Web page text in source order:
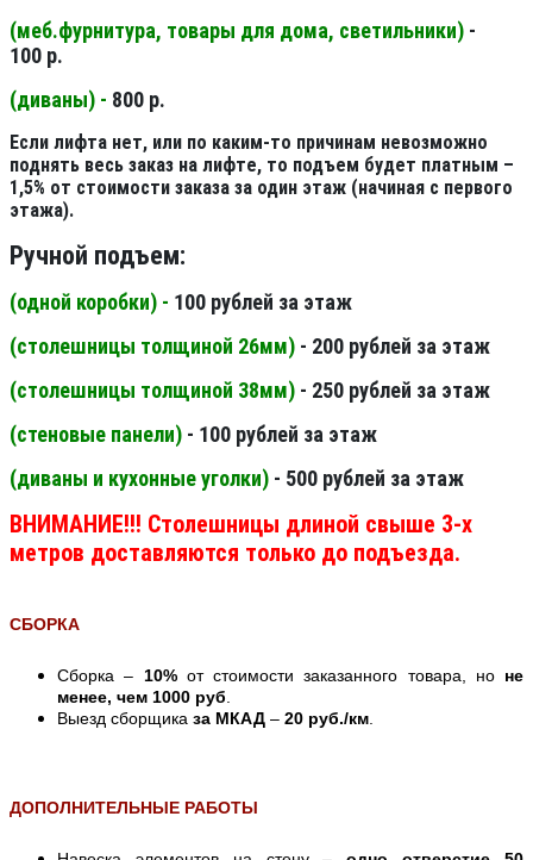
(меб.фурнитура, товары для дома, светильники) -
100 р.
(диваны) - 800 р.
Если лифта нет, или по каким-то причинам невозможно
поднять весь заказ на лифте, то подъем будет платным –
1,5% от стоимости заказа за один этаж (начиная с первого
этажа).
Ручной подъем:
(одной коробки) - 100 рублей за этаж
(столешницы толщиной 26мм) - 200 рублей за этаж
(столешницы толщиной 38мм) - 250 рублей за этаж
(стеновые панели) - 100 рублей за этаж
(диваны и кухонные уголки) - 500 рублей за этаж
ВНИМАНИЕ!!! Столешницы длиной свыше 3-х
метров доставляются только до подъезда.
СБОРКА
Сборка – 10%от стоимости заказанного товара, но не
менее, чем 1000 руб
Выезд сборщика за МКАД – 20 руб./км
ДОПОЛНИТЕЛЬНЫЕ РАБОТЫ